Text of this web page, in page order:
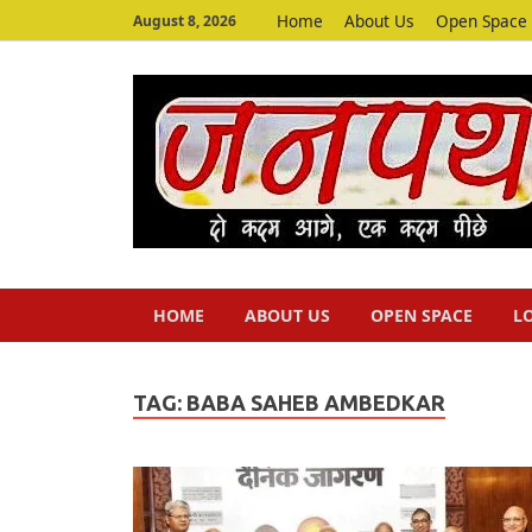
August 8, 2026 Home About Us Open Space
HOME ABOUT US OPEN SPACE
TAG: BABA SAHEB AMBEDKAR